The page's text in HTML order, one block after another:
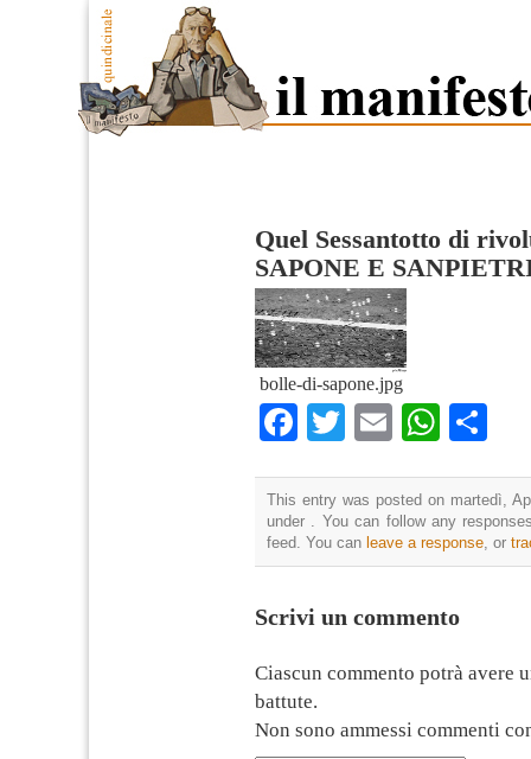
Quel Sessantotto di
SAPONE E
bolle-di-sapone.jpg
Facebook
Twitter
Email
This entry was posted on martedì,
under . You can follow any
feed. You can leave a response , or
Scrivi un commento
Ciascun commento potrà avere
battute.
Non sono ammessi commenti